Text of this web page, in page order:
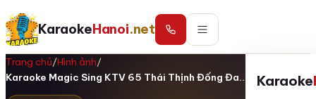
KaraokeHanoi.net
Karaoke
Trang chủ/Hình ảnh/
Karaoke Magic Sing KTV 65 Thái Thịnh Đống Đa…